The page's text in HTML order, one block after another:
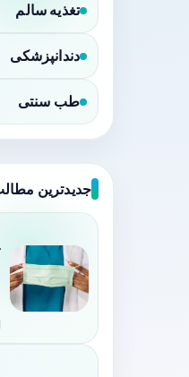
تغذیه سالم
دندانپزشکی
طب سنتی
جدیدترین